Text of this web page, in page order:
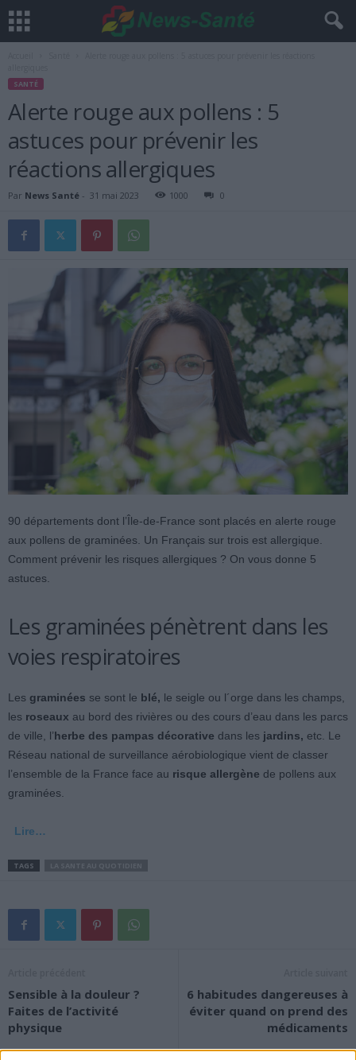
SANTÉ
Alerte rouge aux pollens : 5
astuces pour prévenir les
réactions allergiques
Par News Santé - 31 mai 2023 1000 0
90 départements dont l’Île-de-France sont placés en alerte rouge
aux pollens de graminées. Un Français sur trois est allergique.
Comment prévenir les risques allergiques ? On vous donne 5
astuces.
Les graminées pénètrent dans les
voies respiratoires
Les graminées se sont le blé, le seigle ou l´orge dans les champs,
les roseaux au bord des rivières ou des cours d’eau dans les parcs
de ville, l’herbe des pampas décorative dans les jardins, etc. Le
Réseau national de surveillance aérobiologique vient de classer
l’ensemble de la France face au risque allergène de pollens aux
graminées.
Lire…
TAGS
Sensible à la douleur ?
Faites de l’activité
physique
6 habitudes dangereuses à
éviter quand on prend des
médicaments